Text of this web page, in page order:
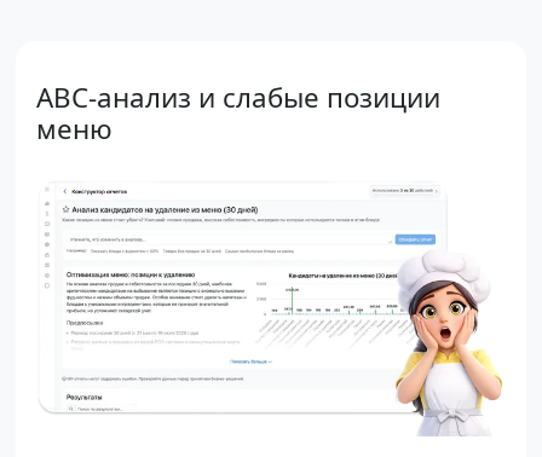
ABC-анализ и слабые позиции
меню